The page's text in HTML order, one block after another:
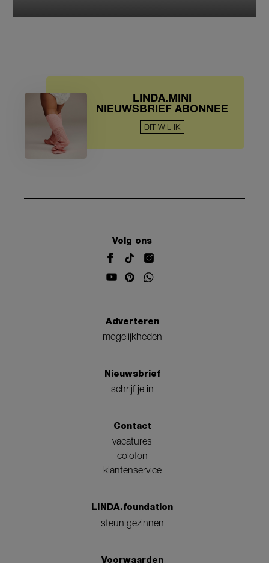
LINDA.MINI
NIEUWSBRIEF ABONNEE
DIT WIL IK
Volg ons
Adverteren
mogelijkheden
Nieuwsbrief
schrijf je in
Contact
vacatures
colofon
klantenservice
LINDA.foundation
steun gezinnen
Voorwaarden